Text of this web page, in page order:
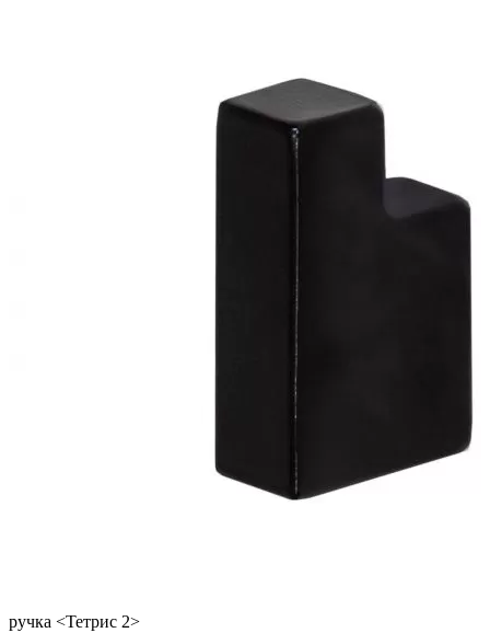
ручка <Тетрис 2>